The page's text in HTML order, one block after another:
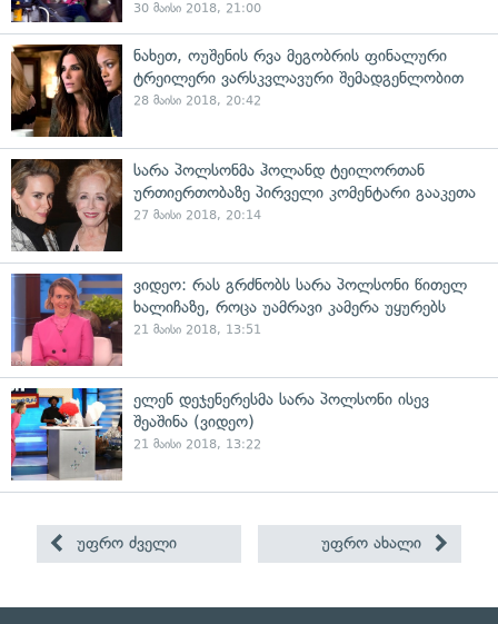
30 მაისი 2018, 21:00
ნახეთ, ოუშენის რვა მეგობრის ფინალური
ტრეილერი ვარსკვლავური შემადგენლობით
28 მაისი 2018, 20:42
სარა პოლსონმა ჰოლანდ ტეილორთან
ურთიერთობაზე პირველი კომენტარი გააკეთა
27 მაისი 2018, 20:14
ვიდეო: რას გრძნობს სარა პოლსონი წითელ
ხალიჩაზე, როცა უამრავი კამერა უყურებს
21 მაისი 2018, 13:51
ელენ დეჯენერესმა სარა პოლსონი ისევ
შეაშინა (ვიდეო)
21 მაისი 2018, 13:22
უფრო ძველი უფრო ახალი